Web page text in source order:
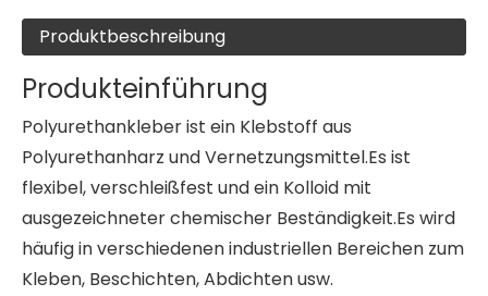
Produktbeschreibung
Produkteinführung
Polyurethankleber ist ein Klebstoff aus
Polyurethanharz und Vernetzungsmittel.Es ist
flexibel, verschleißfest und ein Kolloid mit
ausgezeichneter chemischer Beständigkeit.Es wird
häufig in verschiedenen industriellen Bereichen zum
Kleben, Beschichten, Abdichten usw.